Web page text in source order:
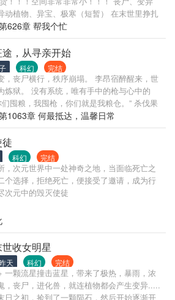
养，你要收我100亿？！” “这个保养，可以让
际巅峰，客人真的不考虑一下？当然你也可
是要天赋技，稀有装甲，真理级材料，我的
联盟之上一台台真理级机甲横空而立。 年轻
当先，横扫千军。 众人：“让你开维修店，你
风暴？？” （PS：简介无力，请看正文）
动植物、异宝、极寒（短暂） 在末世里挣扎
清被人杀死回到了末世开始前的三个月，上
身一人艰难求生，这辈子她认识了很多小伙
队求生，一路经历了许许多多的生死时刻，
不抛弃不放弃，最终一起建立了属于她们自
。 注意：有CP，男主出场靠后，男女主是日
感情线少，全员搞事业 不存在女主降智，一
本行动线：校园、小区、威火基地、北上、
、逃亡、建立基地
626章 帮我个忙
，从寻亲开始
科幻 完结
，丧尸横行，秩序崩塌。 李昂宿醉醒来，世
炼狱。 没有系统，唯有手中的枪与心中的
们囤粮，我囤枪，你们就是我粮仓。” 杀伐果
圣母。 他孤身踏上险途，拯救亲人，建立基
兵团。 在血与火中，他开辟生存之地； 于绝
他铸就末日传奇。 这是一场无情与智慧的较
一曲希望与生存的战歌。
1063章 何最抵达，温馨日常
科幻 完结
，次元世界中一处神奇之地，当面临死亡之
个选择，拒绝死亡，便接受了邀请，成为行
次元中的毁灭使徒
收女明星
天 科幻 完结
一颗流星撞击蓝星，带来了极热，暴雨，浓
，丧尸，进化兽，就连植物都会产生变异.....
日之初，捡到了一颗陨石，然后开始逐渐开